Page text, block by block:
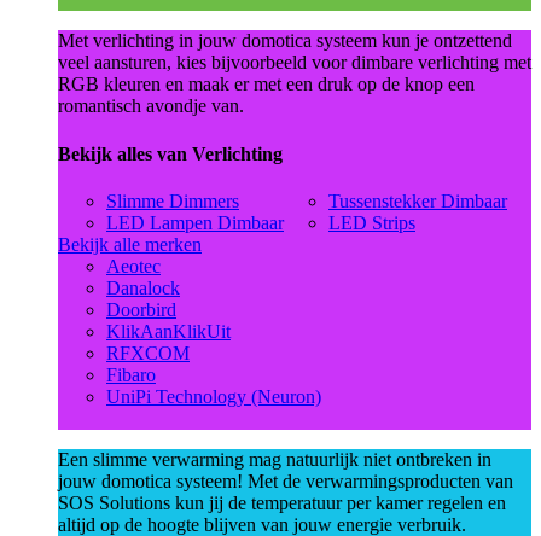
Met verlichting in jouw domotica systeem kun je ontzettend
veel aansturen, kies bijvoorbeeld voor dimbare verlichting met
RGB kleuren en maak er met een druk op de knop een
romantisch avondje van.
Bekijk alles van Verlichting
Slimme Dimmers
LED Lampen Dimbaar
Tussenstekker Dimbaar
LED Strips
Bekijk alle merken
Aeotec
Danalock
Doorbird
KlikAanKlikUit
RFXCOM
Fibaro
UniPi Technology (Neuron)
Een slimme verwarming mag natuurlijk niet ontbreken in
jouw domotica systeem! Met de verwarmingsproducten van
SOS Solutions kun jij de temperatuur per kamer regelen en
altijd op de hoogte blijven van jouw energie verbruik.